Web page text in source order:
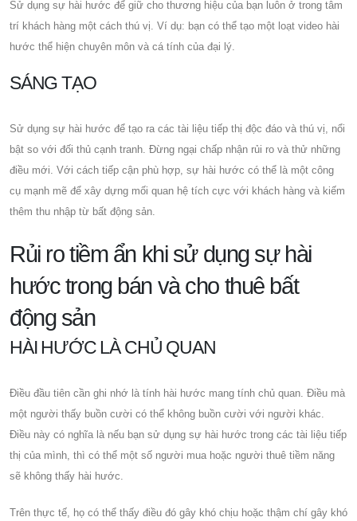
Sử dụng sự hài hước để giữ cho thương hiệu của bạn luôn ở trong tâm
trí khách hàng một cách thú vị. Ví dụ: bạn có thể tạo một loạt video hài
hước thể hiện chuyên môn và cá tính của đại lý.
SÁNG TẠO
Sử dụng sự hài hước để tạo ra các tài liệu tiếp thị độc đáo và thú vị, nổi
bật so với đối thủ cạnh tranh. Đừng ngại chấp nhận rủi ro và thử những
điều mới. Với cách tiếp cận phù hợp, sự hài hước có thể là một công
cụ mạnh mẽ để xây dựng mối quan hệ tích cực với khách hàng và kiếm
thêm thu nhập từ bất động sản.
Rủi ro tiềm ẩn khi sử dụng sự hài
hước trong bán và cho thuê bất
động sản
HÀI HƯỚC LÀ CHỦ QUAN
Điều đầu tiên cần ghi nhớ là tính hài hước mang tính chủ quan. Điều mà
một người thấy buồn cười có thể không buồn cười với người khác.
Điều này có nghĩa là nếu bạn sử dụng sự hài hước trong các tài liệu tiếp
thị của mình, thì có thể một số người mua hoặc người thuê tiềm năng
sẽ không thấy hài hước.
Trên thực tế, họ có thể thấy điều đó gây khó chịu hoặc thậm chí gây khó